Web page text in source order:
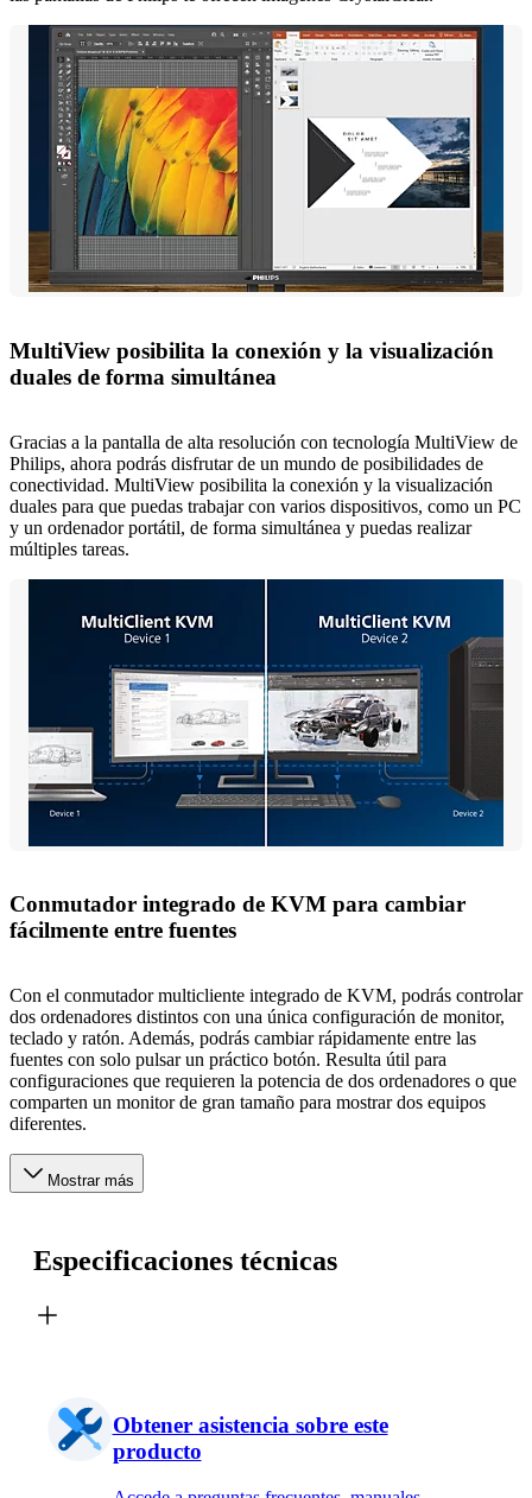
MultiView posibilita la conexión y la visualización
duales de forma simultánea
Gracias a la pantalla de alta resolución con tecnología MultiView de
Philips, ahora podrás disfrutar de un mundo de posibilidades de
conectividad. MultiView posibilita la conexión y la visualización
duales para que puedas trabajar con varios dispositivos, como un PC
y un ordenador portátil, de forma simultánea y puedas realizar
múltiples tareas.
Conmutador integrado de KVM para cambiar
fácilmente entre fuentes
Con el conmutador multicliente integrado de KVM, podrás controlar
dos ordenadores distintos con una única configuración de monitor,
teclado y ratón. Además, podrás cambiar rápidamente entre las
fuentes con solo pulsar un práctico botón. Resulta útil para
configuraciones que requieren la potencia de dos ordenadores o que
comparten un monitor de gran tamaño para mostrar dos equipos
diferentes.
Mostrar más
Especificaciones técnicas
Obtener asistencia sobre este
producto